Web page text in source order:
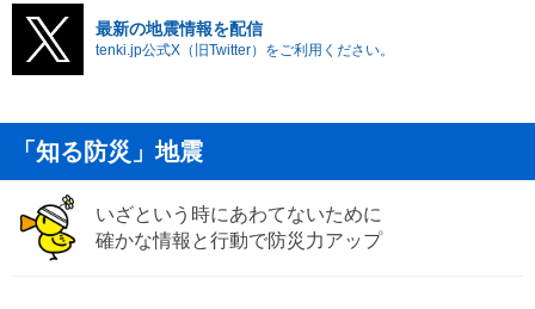
最新の地震情報を配信
tenki.jp公式X（旧Twitter）をご利用ください。
「知る防災」地震
いざという時にあわてないために
確かな情報と行動で防災力アップ